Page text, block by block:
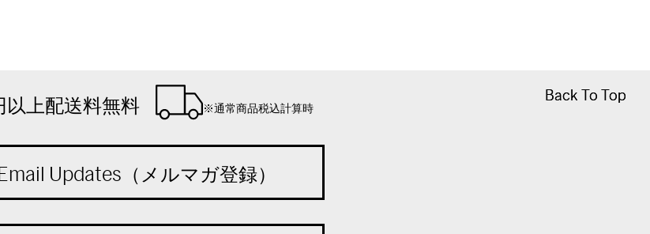
Back To Top
Back To Top
上配送料無料 ※通常商品税込計算時
Updates（メルマガ登録）